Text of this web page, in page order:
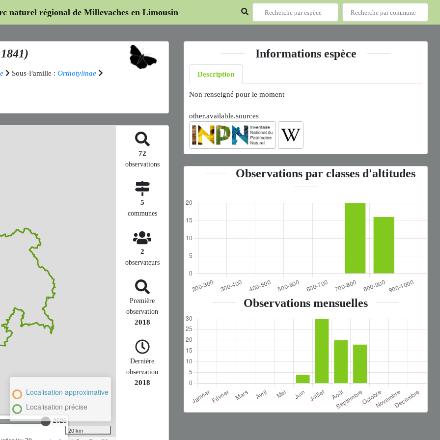
naturel régional de Millevaches en Limousin
Sous-Famille :Orthotylinae
2026
Localisation approximative
Localisation précise
20 km
72
observations
5
communes
2
observateurs
Première
observation
2018
Dernière
observation
2018
Informations espèce
Description
Non renseigné pour le moment
other.available.sources
Observations par classes d'altitudes
Observations mensuelles